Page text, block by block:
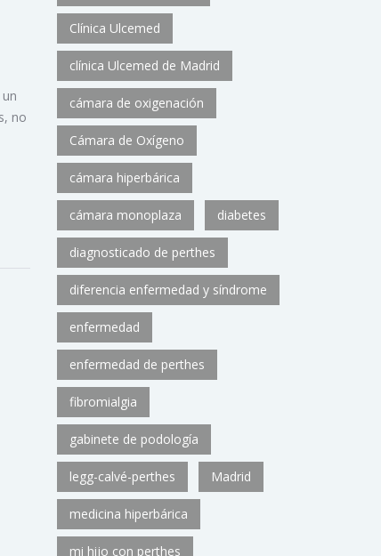
no
Clínica Ulcemed
clínica Ulcemed de Madrid
cámara de oxigenación
Cámara de Oxígeno
cámara hiperbárica
cámara monoplaza diabetes
diagnosticado de perthes
diferencia enfermedad y síndrome
enfermedad
enfermedad de perthes
fibromialgia
gabinete de podología
legg-calvé-perthes Madrid
medicina hiperbárica
mi hijo con perthes